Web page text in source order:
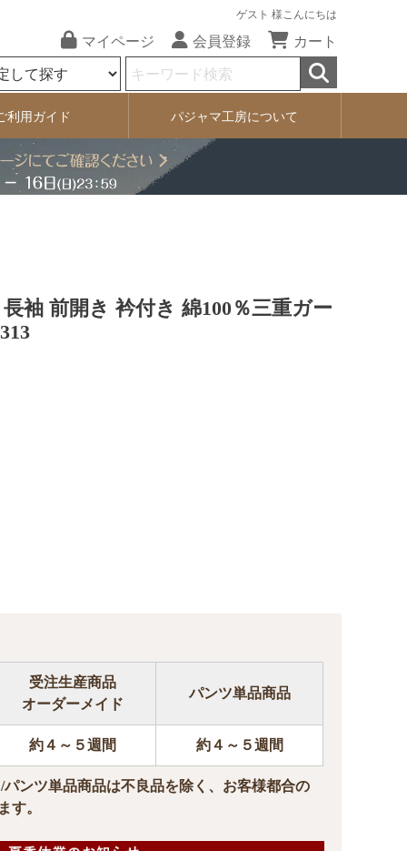
ゲスト 様こんにちは
マイページ 会員登録 カート
利用ガイド パジャマ工房について
袖 前開き 衿付き 綿100％三重ガー
受注生産商品
オーダーメイド
パンツ単品商品
約４～５週間 約４～５週間
ンツ単品商品は不良品を除く、お客様都合の
す。